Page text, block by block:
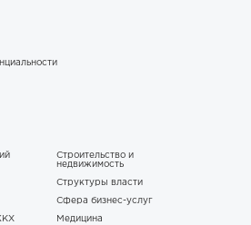
Строительство и
недвижимость
Структуры власти
Сфера бизнес-услуг
Медицина